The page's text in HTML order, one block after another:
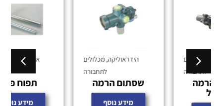
מכלולים
שסתום הרמה
מכלולים
לתחבורה
תפוח פייפ